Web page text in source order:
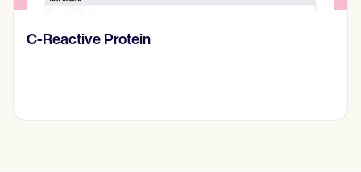
C-Reactive Protein